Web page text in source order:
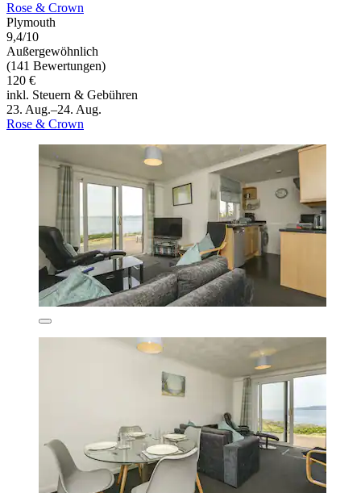
Rose & Crown
Plymouth
9,4/10
Außergewöhnlich
(141 Bewertungen)
120 €
inkl. Steuern & Gebühren
23. Aug.–24. Aug.
Rose & Crown